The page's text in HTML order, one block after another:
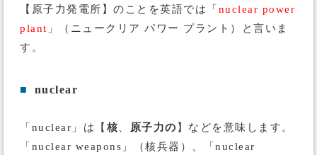
【原子力発電所】のことを英語では「 nuclear power
plant 」（ニュークリア パワー プラント）と言いま
す。
■ nuclear
「nuclear」は【 核、 原子力の 】などを意味します。
「nuclear weapons」（核兵器）、「nuclear